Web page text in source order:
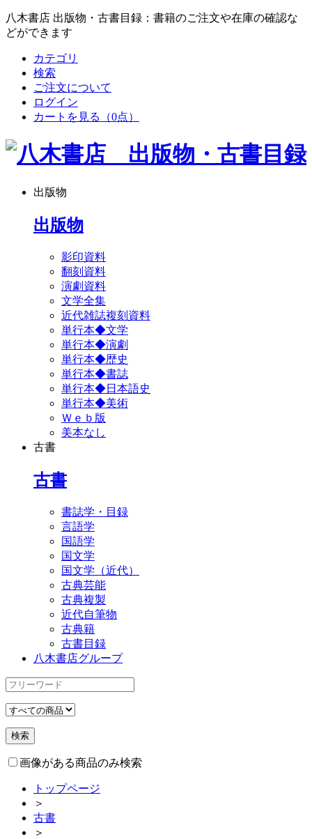
八木書店 出版物・古書目録：書籍のご注文や在庫の確認な
どができます
カテゴリ
検索
ご注文について
ログイン
カートを見る
（0点）
出版物
出版物
影印資料
翻刻資料
演劇資料
文学全集
近代雑誌複刻資料
単行本◆文学
単行本◆演劇
単行本◆歴史
単行本◆書誌
単行本◆日本語史
単行本◆美術
Ｗｅｂ版
美本なし
古書
古書
書誌学・目録
言語学
国語学
国文学
国文学（近代）
古典芸能
古典複製
近代自筆物
古典籍
古書目録
八木書店グループ
画像がある商品のみ検索
トップページ
＞
古書
＞